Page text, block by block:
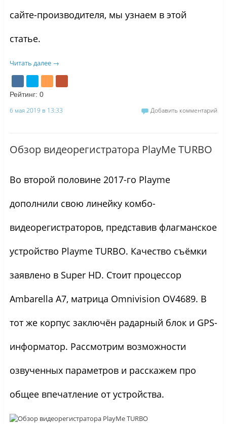
сайте-производителя, мы узнаем в этой
статье.
Читать далее →
Рейтинг: 0
6 мая 2019 в 13:33 Добавить комментарий
Обзор видеорегистратора PlayMe TURBO
Во второй половине 2017-го Playme
дополнили свою линейку комбо-
видеорегистраторов, представив флагманское
устройство Playme TURBO. Качество съёмки
заявлено в Super HD. Стоит процессор
Ambarella A7, матрица Omnivision OV4689. В
тот же корпус заключён радарный блок и GPS-
информатор. Рассмотрим возможности
озвученных параметров и расскажем про
общее впечатление от устройства.